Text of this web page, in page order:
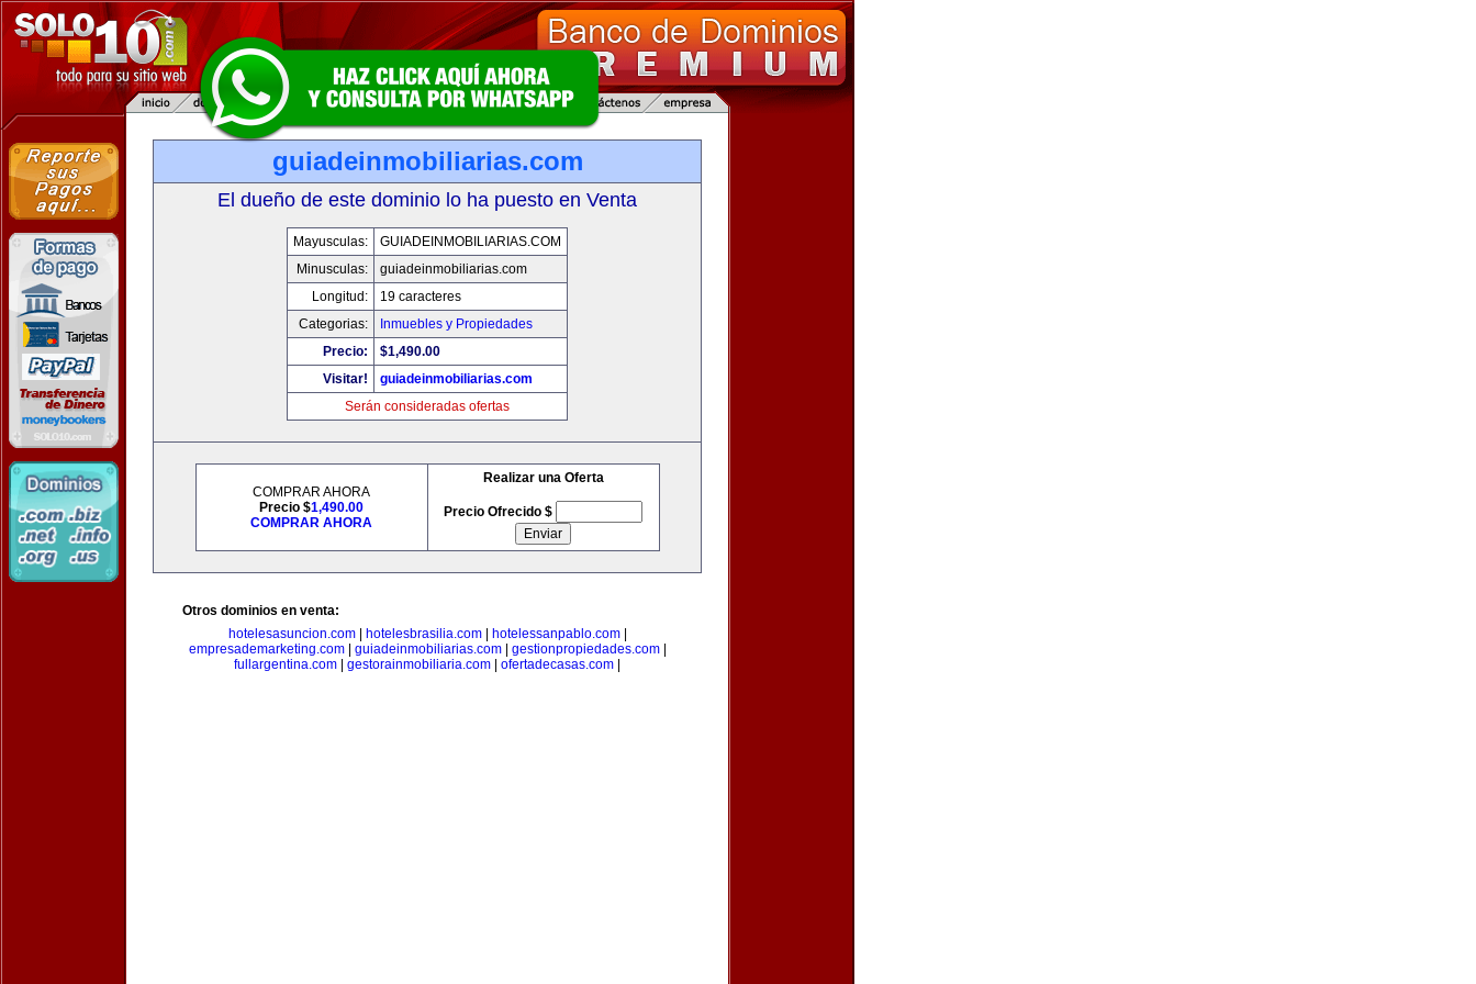
guiadeinmobiliarias.com
El dueño de este dominio lo ha puesto en Venta
Mayusculas:
GUIADEINMOBILIARIAS.COM
Minusculas:
guiadeinmobiliarias.com
Longitud:
19 caracteres
Categorias:
Inmuebles y Propiedades
Precio:
$1,490.00
Visitar!
guiadeinmobiliarias.com
Serán consideradas ofertas
COMPRAR AHORA
Precio $1,490.00
COMPRAR AHORA
Realizar una Oferta
Precio Ofrecido $
Otros dominios en venta:
hotelesasuncion.com| hotelesbrasilia.com| hotelessanpablo.com|
empresademarketing.com| guiadeinmobiliarias.com| gestionpropiedades.com|
fullargentina.com
gestorainmobiliaria.com ofertadecasas.com